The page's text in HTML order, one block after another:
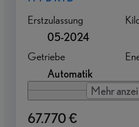
Erstzulassung
05-2024
Getriebe
Automatik
Mehr
67.770 €